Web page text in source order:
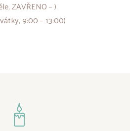
ZAVŘENO – )
9:00 – 13:00)